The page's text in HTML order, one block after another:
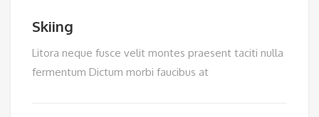
Skiing
Litora neque fusce velit montes praesent taciti nulla
fermentum Dictum morbi faucibus at